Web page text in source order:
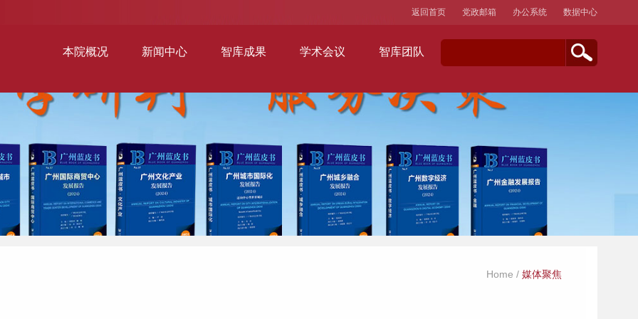
本院概况 新闻中心 智库成果 学术会议 智库团队
返回首页 党政邮箱 办公系统 数据中心
Home / 媒体聚焦